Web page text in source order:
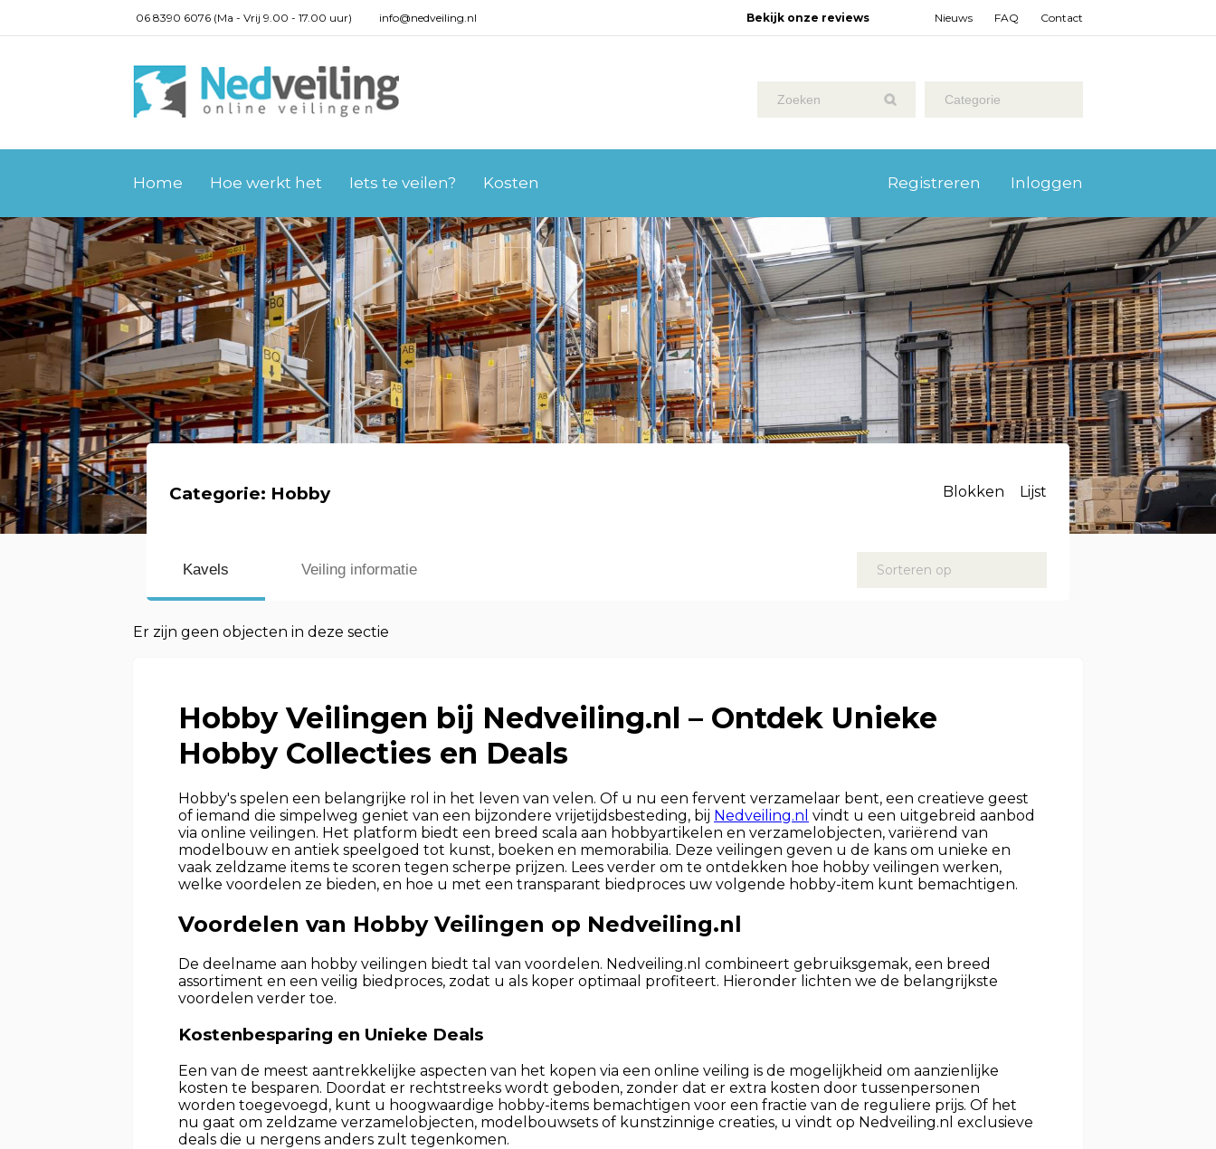
06 8390 6076 (Ma - Vrij 9.00 - 17.00 uur) info@nedveiling.nl Contact
FAQ
Nieuws
Bekijk onze reviews
Categorie
Home Hoe werkt het Iets te veilen? Kosten Inloggen
Registreren
Categorie: Hobby Blokken Lijst
Kavels Veiling informatie Sorteren op
Er zijn geen objecten in deze sectie
Hobby Veilingen bij Nedveiling.nl – Ontdek Unieke
Hobby Collecties en Deals
Hobby's spelen een belangrijke rol in het leven van velen. Of u nu een fervent verzamelaar bent, een creatieve geest
of iemand die simpelweg geniet van een bijzondere vrijetijdsbesteding, bij Nedveiling.nl vindt u een uitgebreid aanbod
via online veilingen. Het platform biedt een breed scala aan hobbyartikelen en verzamelobjecten, variërend van
modelbouw en antiek speelgoed tot kunst, boeken en memorabilia. Deze veilingen geven u de kans om unieke en
vaak zeldzame items te scoren tegen scherpe prijzen. Lees verder om te ontdekken hoe hobby veilingen werken,
welke voordelen ze bieden, en hoe u met een transparant biedproces uw volgende hobby-item kunt bemachtigen.
Voordelen van Hobby Veilingen op Nedveiling.nl
De deelname aan hobby veilingen biedt tal van voordelen. Nedveiling.nl combineert gebruiksgemak, een breed
assortiment en een veilig biedproces, zodat u als koper optimaal profiteert. Hieronder lichten we de belangrijkste
voordelen verder toe.
Kostenbesparing en Unieke Deals
Een van de meest aantrekkelijke aspecten van het kopen via een online veiling is de mogelijkheid om aanzienlijke
kosten te besparen. Doordat er rechtstreeks wordt geboden, zonder dat er extra kosten door tussenpersonen
worden toegevoegd, kunt u hoogwaardige hobby-items bemachtigen voor een fractie van de reguliere prijs. Of het
nu gaat om zeldzame verzamelobjecten, modelbouwsets of kunstzinnige creaties, u vindt op Nedveiling.nl exclusieve
deals die u nergens anders zult tegenkomen.